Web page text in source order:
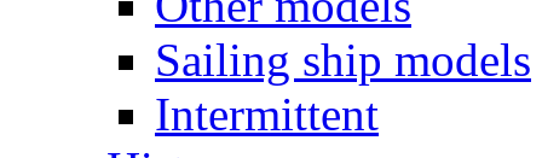
Sailing ship models
Intermittent